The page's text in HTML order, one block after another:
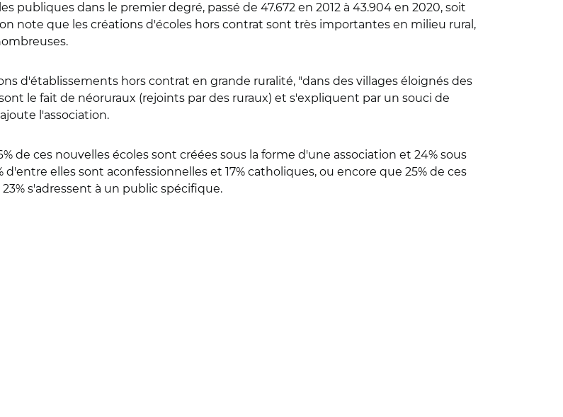
publiques dans le premier degré, passé de 47.672 en 2012 à 43.904 en 2020, soit
note que les créations d'écoles hors contrat sont très importantes en milieu rural,
d'établissements hors contrat en grande ruralité, "dans des villages éloignés des
le fait de néoruraux (rejoints par des ruraux) et s'expliquent par un souci de
l'association.
de ces nouvelles écoles sont créées sous la forme d'une association et 24% sous
d'entre elles sont aconfessionnelles et 17% catholiques, ou encore que 25% de ces
s'adressent à un public spécifique.